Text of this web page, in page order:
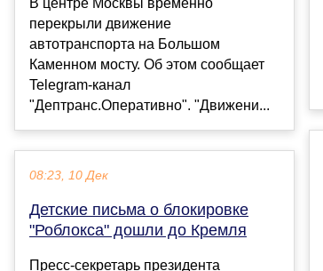
перекрыли движение
автотранспорта на Большом
Каменном мосту. Об этом сообщает
Telegram-канал
"Дептранс.Оперативно". "Движени...
08:23, 10 Дек
Детские письма о блокировке
"Роблокса" дошли до Кремля
Пресс-секретарь президента